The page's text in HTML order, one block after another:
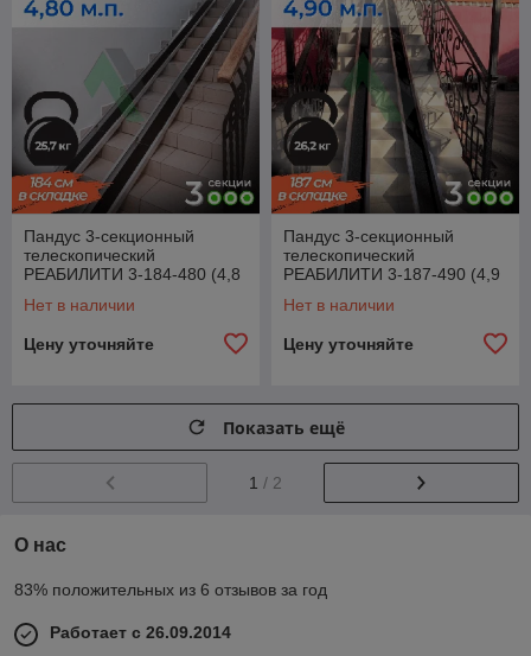
Пандус 3-секционный
телескопический
РЕАБИЛИТИ 3-184-480 (4,8
Нет в наличии
Цену уточняйте
Пандус 3-секционный
телескопический
РЕАБИЛИТИ 3-187-490 (4,9
Нет в наличии
Цену уточняйте
Показать ещё
1 / 2
О нас
83% положительных из 6 отзывов за год
Работает с 26.09.2014